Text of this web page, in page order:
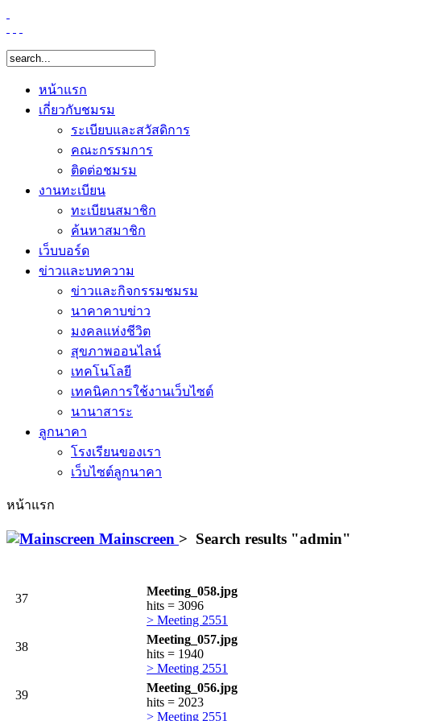
หน้าแรก
เกี่ยวกับชมรม
ระเบียบและสวัสดิการ
คณะกรรมการ
ติดต่อชมรม
งานทะเบียน
ทะเบียนสมาชิก
ค้นหาสมาชิก
เว็บบอร์ด
ข่าวและบทความ
ข่าวและกิจกรรมชมรม
นาคาคาบข่าว
มงคลแห่งชีวิต
สุขภาพออนไลน์
เทคโนโลยี
เทคนิคการใช้งานเว็บไซต์
นานาสาระ
ลูกนาคา
โรงเรียนของเรา
เว็บไซต์ลูกนาคา
หน้าแรก
Mainscreen > Search results "admin"
37
Meeting_058.jpg
hits = 3096
> Meeting 2551
38
Meeting_057.jpg
hits = 1940
> Meeting 2551
39
Meeting_056.jpg
hits = 2023
> Meeting 2551